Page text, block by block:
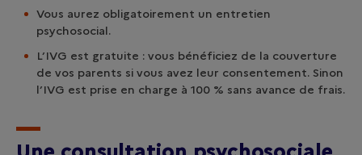
Vous aurez obligatoirement un entretien
psychosocial.
L’IVG est gratuite : vous bénéficiez de la couverture
de vos parents si vous avez leur consentement. Sinon
l’IVG est prise en charge à 100 % sans avance de frais.